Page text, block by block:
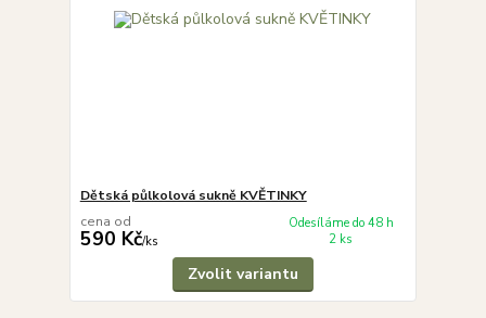
Dětská půlkolová sukně KVĚTINKY
cena od
590 Kč/ks
Odesíláme do 48 h
2 ks
Zvolit variantu